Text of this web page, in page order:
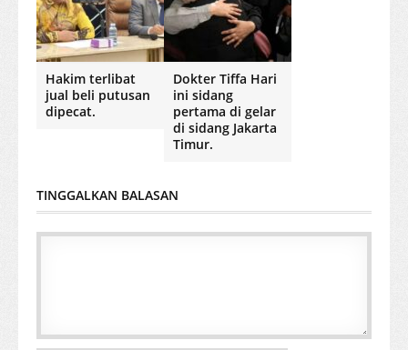
Hakim terlibat
jual beli putusan
dipecat.
Dokter Tiffa Hari
ini sidang
pertama di gelar
di sidang Jakarta
Timur.
TINGGALKAN BALASAN